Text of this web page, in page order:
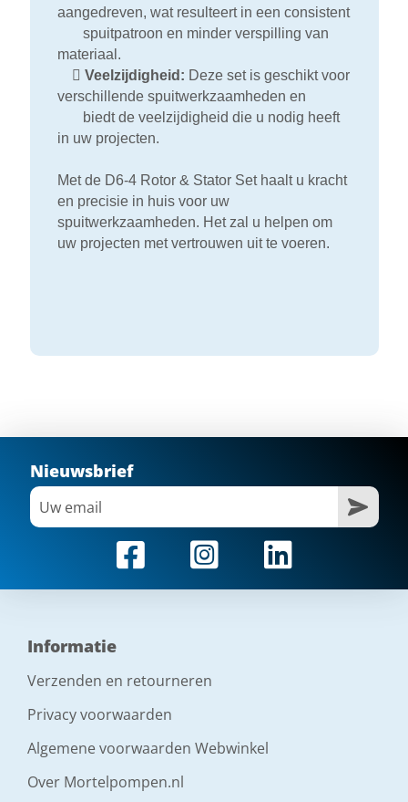
aangedreven, wat resulteert in een consistent
spuitpatroon en minder verspilling van
materiaal.
 Veelzijdigheid: Deze set is geschikt voor
verschillende spuitwerkzaamheden en
biedt de veelzijdigheid die u nodig heeft
in uw projecten.
Met de D6-4 Rotor & Stator Set haalt u kracht
en precisie in huis voor uw
spuitwerkzaamheden. Het zal u helpen om
uw projecten met vertrouwen uit te voeren.
Nieuwsbrief
Informatie
Verzenden en retourneren
Privacy voorwaarden
Algemene voorwaarden Webwinkel
Over Mortelpompen.nl